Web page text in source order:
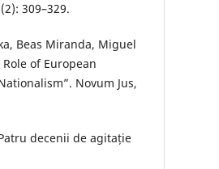
309–329.
Beas Miranda, Miguel
of European
Novum Jus,
decenii de agitație